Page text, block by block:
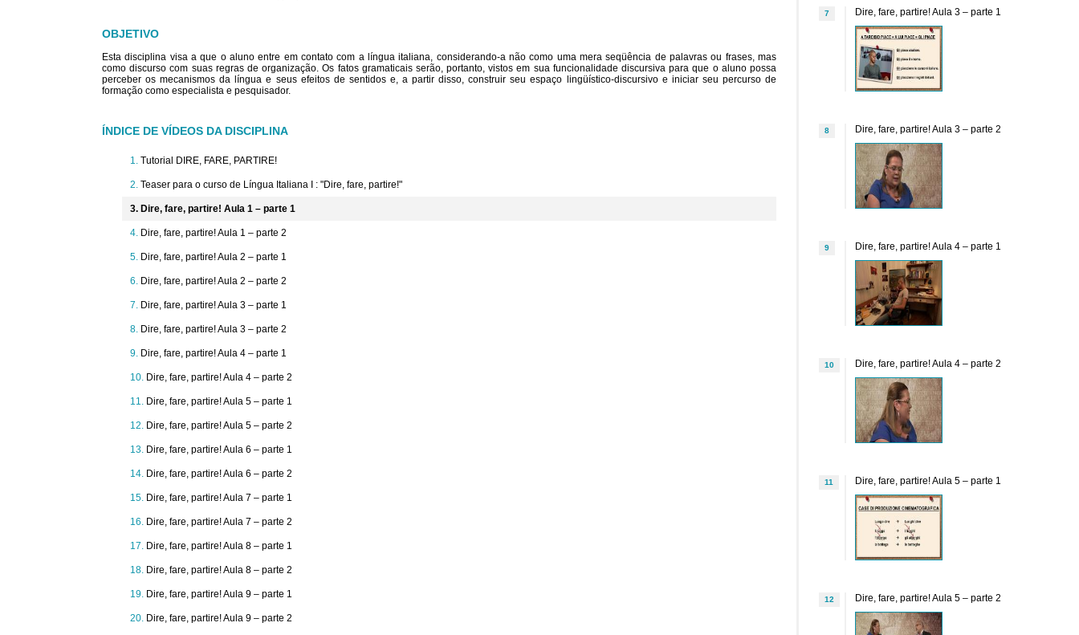
OBJETIVO
Esta disciplina visa a que o aluno entre em contato com a língua italiana, considerando-a não como uma mera seqüência de palavras ou frases, mas
como discurso com suas regras de organização. Os fatos gramaticais serão, portanto, vistos em sua funcionalidade discursiva para que o aluno possa
perceber os mecanismos da língua e seus efeitos de sentidos e, a partir disso, construir seu espaço lingüístico-discursivo e iniciar seu percurso de
formação como especialista e pesquisador.
ÍNDICE DE VÍDEOS DA DISCIPLINA
Tutorial DIRE, FARE, PARTIRE!
Teaser para o curso de Língua Italiana I : "Dire, fare, partire!"
Dire, fare, partire! Aula 1 – parte 1
Dire, fare, partire! Aula 1 – parte 2
Dire, fare, partire! Aula 2 – parte 1
Dire, fare, partire! Aula 2 – parte 2
Dire, fare, partire! Aula 3 – parte 1
Dire, fare, partire! Aula 3 – parte 2
Dire, fare, partire! Aula 4 – parte 1
Dire, fare, partire! Aula 4 – parte 2
Dire, fare, partire! Aula 5 – parte 1
Dire, fare, partire! Aula 5 – parte 2
Dire, fare, partire! Aula 6 – parte 1
Dire, fare, partire! Aula 6 – parte 2
Dire, fare, partire! Aula 7 – parte 1
Dire, fare, partire! Aula 7 – parte 2
Dire, fare, partire! Aula 8 – parte 1
Dire, fare, partire! Aula 8 – parte 2
Dire, fare, partire! Aula 9 – parte 1
Dire, fare, partire! Aula 9 – parte 2
7 Dire, fare, partire! Aula 3 – parte 1
8 Dire, fare, partire! Aula 3 – parte 2
9 Dire, fare, partire! Aula 4 – parte 1
10 Dire, fare, partire! Aula 4 – parte 2
11 Dire, fare, partire! Aula 5 – parte 1
12 Dire, fare, partire! Aula 5 – parte 2